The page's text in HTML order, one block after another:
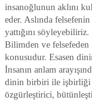
insanoğlunun aklını
eder. Aslında
yattığını söyleyebiliriz.
Bilimden ve
konusudur. Esasen
İnsanın anlam
dinin birbiri ile işbirliği
özgürleştirici,